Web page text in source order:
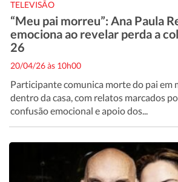
TELEVISÃO
“Meu pai morreu”: Ana Paula
emociona ao revelar perda a
26
20/04/26 às 10h00
Participante comunica morte do pai em
dentro da casa, com relatos marcados
confusão emocional e apoio dos...